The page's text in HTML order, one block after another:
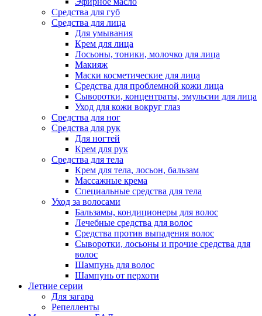
Средства для губ
Средства для лица
Для умывания
Крем для лица
Лосьоны, тоники, молочко для лица
Макияж
Маски косметические для лица
Средства для проблемной кожи лица
Сыворотки, концентраты, эмульсии для лица
Уход для кожи вокруг глаз
Средства для ног
Средства для рук
Для ногтей
Крем для рук
Средства для тела
Крем для тела, лосьон, бальзам
Массажные крема
Специальные средства для тела
Уход за волосами
Бальзамы, кондиционеры для волос
Лечебные средства для волос
Средства против выпадения волос
Сыворотки, лосьоны и прочие средства для
волос
Шампунь для волос
Шампунь от перхоти
Летние серии
Для загара
Репелленты